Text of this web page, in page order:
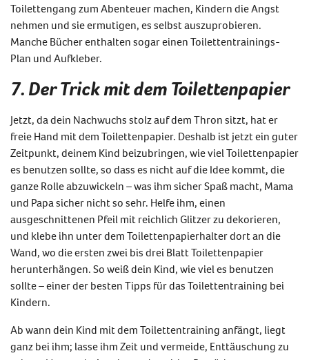
Toilettengang zum Abenteuer machen, Kindern die Angst
nehmen und sie ermutigen, es selbst auszuprobieren.
Manche Bücher enthalten sogar einen Toilettentrainings-
Plan und Aufkleber.
7. Der Trick mit dem Toilettenpapier
Jetzt, da dein Nachwuchs stolz auf dem Thron sitzt, hat er
freie Hand mit dem Toilettenpapier. Deshalb ist jetzt ein guter
Zeitpunkt, deinem Kind beizubringen, wie viel Toilettenpapier
es benutzen sollte, so dass es nicht auf die Idee kommt, die
ganze Rolle abzuwickeln – was ihm sicher Spaß macht, Mama
und Papa sicher nicht so sehr. Helfe ihm, einen
ausgeschnittenen Pfeil mit reichlich Glitzer zu dekorieren,
und klebe ihn unter dem Toilettenpapierhalter dort an die
Wand, wo die ersten zwei bis drei Blatt Toilettenpapier
herunterhängen. So weiß dein Kind, wie viel es benutzen
sollte – einer der besten Tipps für das Toilettentraining bei
Kindern.
Ab wann dein Kind mit dem Toilettentraining anfängt, liegt
ganz bei ihm; lasse ihm Zeit und vermeide, Enttäuschung zu